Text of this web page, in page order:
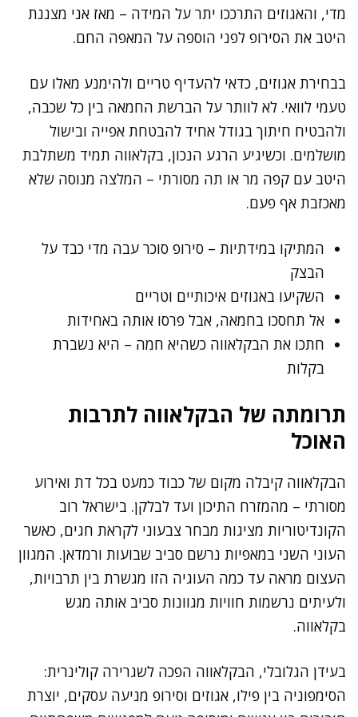
מדי, והאגוזים התרככו יתר על המידה – מאז אני מצננת
היטב את הסירופ לפני הוספה על המאפה החם.
בבחירת אגוזים, כדאי להעדיף טריים ולהימנע מאלו עם
טעמי לוואי. לא לוותר על הברשת החמאה בין כל שכבה,
ולהבטיח חיתוך בגודל אחיד להבטחת אפייה ובישול
מושלמים. וכשיגיע הרגע הנכון, בקלאווה תמיד משתלבת
היטב עם קפה מר או תה מסורתי – המלצה מנוסה שלא
מאכזבת אף פעם.
המתיקו במידתיות – סירופ סוכר עבה מדי כבד על
הבצק
השקיעו באגוזים איכותיים וטריים
אל תחסכו בחמאה, אבל פרסו אותה באחידות
חתכו את הבקלאווה כשהיא חמה – היא נשברת
בקלות
תרומתה של הבקלאווה לתרבות
האוכל
הבקלאווה קיבלה מקום של כבוד כמעט בכל דת ואירוע
מסורתי – מהמזרח התיכון ועד לבלקן. בישראל רוב
הקונדיטוריות מציגות מבחר צבעוני לקראת חגים, כאשר
העוני השני במאפיות נרשם סביב שבועות ורמדאן. המגוון
העצום מראה עד כמה העוגיה הזו מגשרת בין תרבויות,
ולעיתים נרשמות חוויות מגוונות סביב אותה מגש
בקלאווה.
בעידן הגלובלי, הבקלאווה הפכה לשגרירה קולינרית:
הסימפוניה בין פילו, אגוזים וסירופ מניעה עסקים, יוצרת